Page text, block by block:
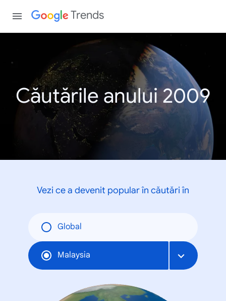
Trends
Căutările anului 2009
Vezi ce a devenit popular în căutări în
Global
Malaysia